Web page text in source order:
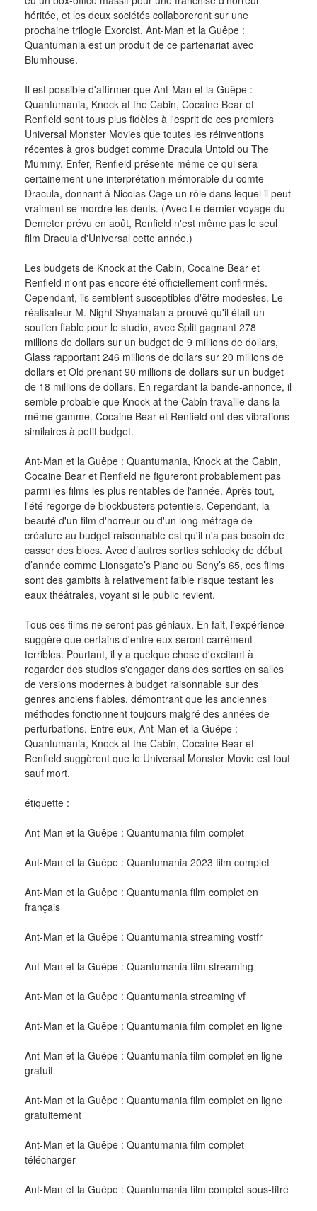
héritée, et les deux sociétés collaboreront sur une
prochaine trilogie Exorcist. Ant-Man et la Guêpe :
Quantumania est un produit de ce partenariat avec
Blumhouse.
Il est possible d'affirmer que Ant-Man et la Guêpe :
Quantumania, Knock at the Cabin, Cocaine Bear et
Renfield sont tous plus fidèles à l'esprit de ces premiers
Universal Monster Movies que toutes les réinventions
récentes à gros budget comme Dracula Untold ou The
Mummy. Enfer, Renfield présente même ce qui sera
certainement une interprétation mémorable du comte
Dracula, donnant à Nicolas Cage un rôle dans lequel il peut
vraiment se mordre les dents. (Avec Le dernier voyage du
Demeter prévu en août, Renfield n'est même pas le seul
film Dracula d'Universal cette année.)
Les budgets de Knock at the Cabin, Cocaine Bear et
Renfield n'ont pas encore été officiellement confirmés.
Cependant, ils semblent susceptibles d'être modestes. Le
réalisateur M. Night Shyamalan a prouvé qu'il était un
soutien fiable pour le studio, avec Split gagnant 278
millions de dollars sur un budget de 9 millions de dollars,
Glass rapportant 246 millions de dollars sur 20 millions de
dollars et Old prenant 90 millions de dollars sur un budget
de 18 millions de dollars. En regardant la bande-annonce, il
semble probable que Knock at the Cabin travaille dans la
même gamme. Cocaine Bear et Renfield ont des vibrations
similaires à petit budget.
Ant-Man et la Guêpe : Quantumania, Knock at the Cabin,
Cocaine Bear et Renfield ne figureront probablement pas
parmi les films les plus rentables de l'année. Après tout,
l'été regorge de blockbusters potentiels. Cependant, la
beauté d'un film d'horreur ou d'un long métrage de
créature au budget raisonnable est qu'il n'a pas besoin de
casser des blocs. Avec d’autres sorties schlocky de début
d’année comme Lionsgate’s Plane ou Sony’s 65, ces films
sont des gambits à relativement faible risque testant les
eaux théâtrales, voyant si le public revient.
Tous ces films ne seront pas géniaux. En fait, l'expérience
suggère que certains d'entre eux seront carrément
terribles. Pourtant, il y a quelque chose d'excitant à
regarder des studios s'engager dans des sorties en salles
de versions modernes à budget raisonnable sur des
genres anciens fiables, démontrant que les anciennes
méthodes fonctionnent toujours malgré des années de
perturbations. Entre eux, Ant-Man et la Guêpe :
Quantumania, Knock at the Cabin, Cocaine Bear et
Renfield suggèrent que le Universal Monster Movie est tout
sauf mort.
étiquette :
Ant-Man et la Guêpe : Quantumania film complet
Ant-Man et la Guêpe : Quantumania 2023 film complet
Ant-Man et la Guêpe : Quantumania film complet en
français
Ant-Man et la Guêpe : Quantumania streaming vostfr
Ant-Man et la Guêpe : Quantumania film streaming
Ant-Man et la Guêpe : Quantumania streaming vf
Ant-Man et la Guêpe : Quantumania film complet en ligne
Ant-Man et la Guêpe : Quantumania film complet en ligne
gratuit
Ant-Man et la Guêpe : Quantumania film complet en ligne
gratuitement
Ant-Man et la Guêpe : Quantumania film complet
télécharger
Ant-Man et la Guêpe : Quantumania film complet sous-titre